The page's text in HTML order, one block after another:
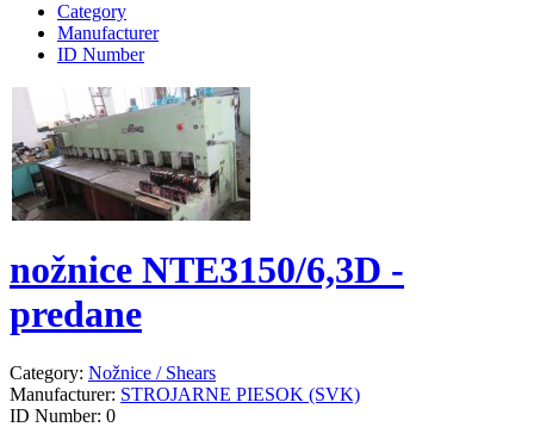
Category
Manufacturer
ID Number
nožnice NTE3150/6,3D -
predane
Category: Nožnice / Shears
Manufacturer: STROJARNE PIESOK (SVK)
ID Number: 0